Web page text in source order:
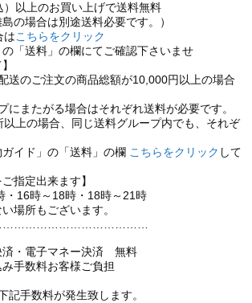
以上のお買い上げで送料無料
島の場合は別途送料必要です。）
はこちらをクリック
の「送料」の欄にてご確認下さいませ
送のご注文の商品総額が10,000円以上の場合
にまたがる場合はそれぞれ送料が必要です。
上の場合、同じ送料グループ内でも、それぞ
イド」の「送料」の欄 こちらをクリック して
指定出来ます】
・16時～18時・18時～21時
場所もございます。
済・電子マネー決済 無料
手数料お客様ご負担
記手数料が発生致します。